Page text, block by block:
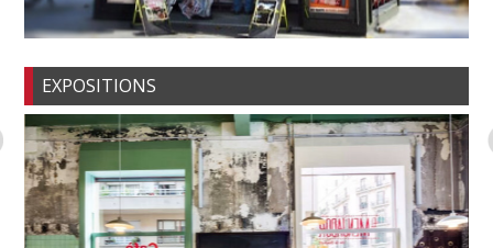
EXPOSITIONS